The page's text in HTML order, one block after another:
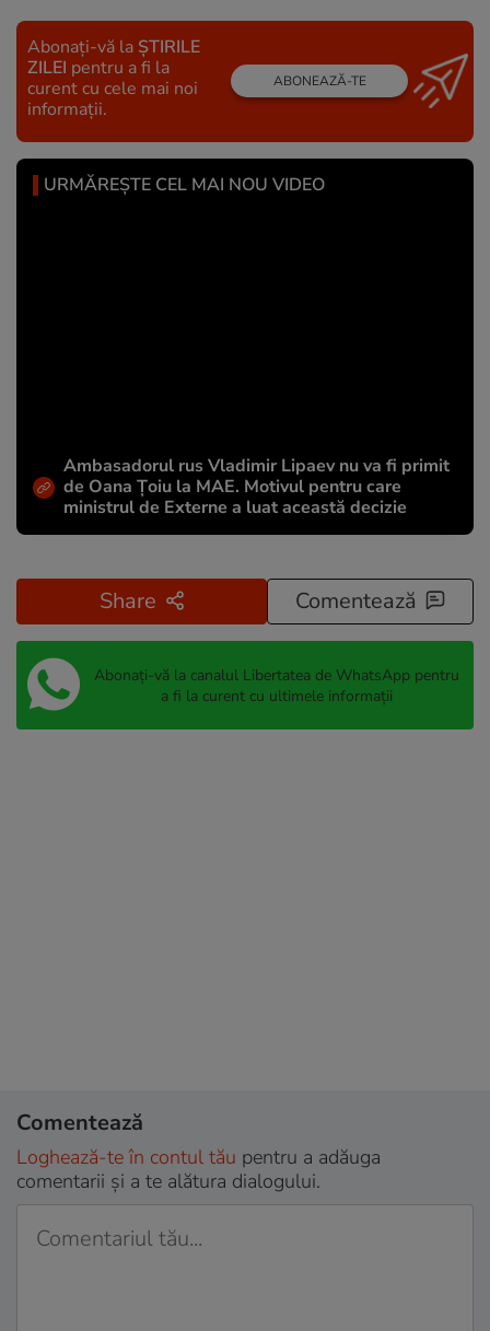
Abonați-vă la ȘTIRILE
ZILEI pentru a fi la
curent cu cele mai noi
informații.
ABONEAZĂ-TE
URMĂREȘTE CEL MAI NOU VIDEO
Ambasadorul rus Vladimir Lipaev nu va fi primit
de Oana Țoiu la MAE. Motivul pentru care
ministrul de Externe a luat această decizie
Share Comentează
Abonați-vă la canalul Libertatea de WhatsApp pentru
a fi la curent cu ultimele informații
Comentează
Loghează-te în contul tău pentru a adăuga
comentarii și a te alătura dialogului.